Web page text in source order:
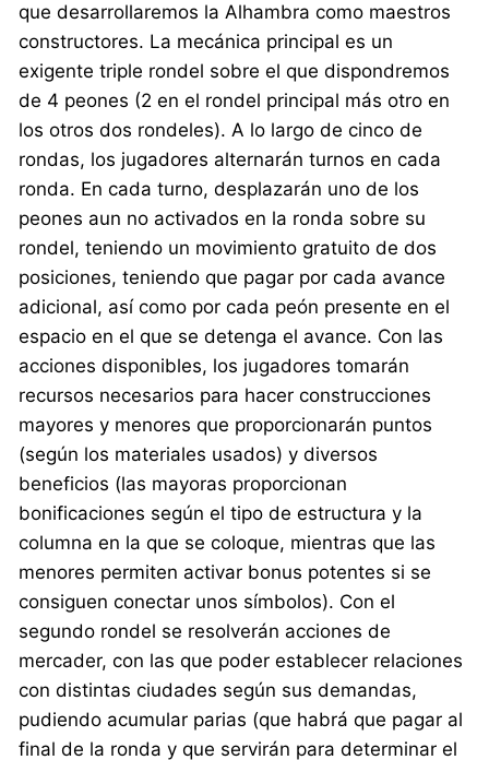
que desarrollaremos la Alhambra como maestros
constructores. La mecánica principal es un
exigente triple rondel sobre el que dispondremos
de 4 peones (2 en el rondel principal más otro en
los otros dos rondeles). A lo largo de cinco de
rondas, los jugadores alternarán turnos en cada
ronda. En cada turno, desplazarán uno de los
peones aun no activados en la ronda sobre su
rondel, teniendo un movimiento gratuito de dos
posiciones, teniendo que pagar por cada avance
adicional, así como por cada peón presente en el
espacio en el que se detenga el avance. Con las
acciones disponibles, los jugadores tomarán
recursos necesarios para hacer construcciones
mayores y menores que proporcionarán puntos
(según los materiales usados) y diversos
beneficios (las mayoras proporcionan
bonificaciones según el tipo de estructura y la
columna en la que se coloque, mientras que las
menores permiten activar bonus potentes si se
consiguen conectar unos símbolos). Con el
segundo rondel se resolverán acciones de
mercader, con las que poder establecer relaciones
con distintas ciudades según sus demandas,
pudiendo acumular parias (que habrá que pagar al
final de la ronda y que servirán para determinar el